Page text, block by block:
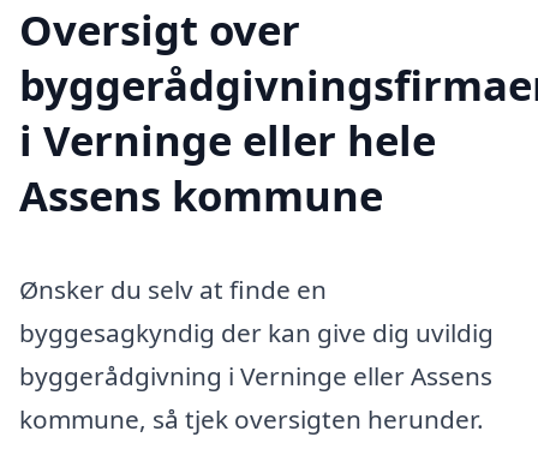
Oversigt over
i Verninge eller hele
Assens kommune
Ønsker du selv at finde en
byggesagkyndig der kan give dig uvildig
byggerådgivning i Verninge eller Assens
kommune, så tjek oversigten herunder.